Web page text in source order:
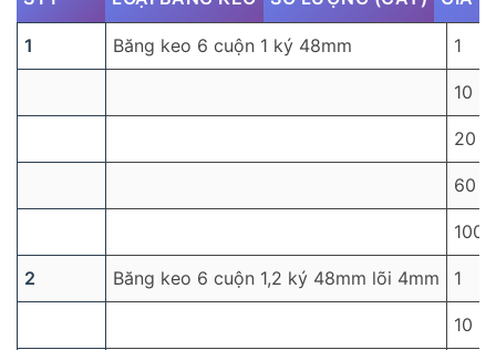
1 Băng keo 6 cuộn 1 ký 48mm 1
10
20
60
100
2 Băng keo 6 cuộn 1,2 ký 48mm lõi 4mm 1
10